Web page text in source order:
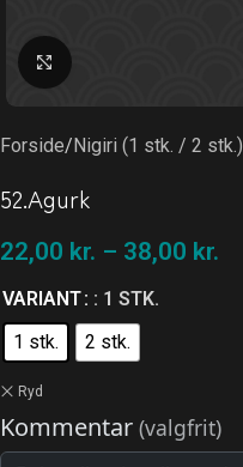
Klik for at forstørre
Forside/ Nigiri (1 stk. / 2 stk.)
52.Agurk
22,00 kr. – 38,00 kr.
VARIANT : 1 STK.
1 stk.
2 stk.
Ryd